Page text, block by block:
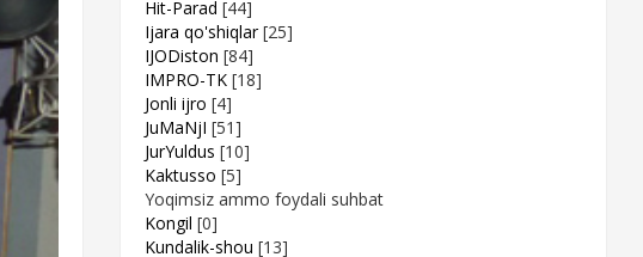
Hit-Parad [44]
Ijara qo'shiqlar [25]
IJODiston [84]
IMPRO-TK [18]
Jonli ijro [4]
JuMaNjI [51]
JurYuldus [10]
Kaktusso [5]
Yoqimsiz ammo foydali suhbat
Kongil [0]
Kundalik-shou [13]